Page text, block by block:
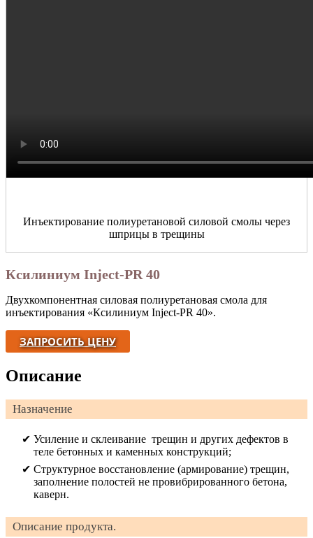
Инъектирование полиуретановой силовой смолы через
шприцы в трещины
Ксилиниум Inject-PR 40
Двухкомпонентная силовая полиуретановая смола для
инъектирования «Ксилиниум Inject-PR 40».
ЗАПРОСИТЬ ЦЕНУ
Описание
Назначение
Усиление и склеивание трещин и других дефектов в
теле бетонных и каменных конструкций;
Структурное восстановление (армирование) трещин,
заполнение полостей не провибрированного бетона,
каверн.
Описание продукта.